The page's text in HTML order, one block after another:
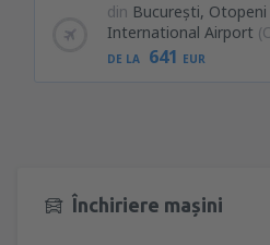
din București, Otopeni
International Airport
DE LA 641 EUR
Închiriere mașini